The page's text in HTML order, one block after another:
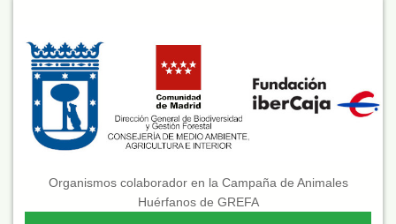
Organismos colaborador en la Campaña de Animales
Huérfanos de GREFA